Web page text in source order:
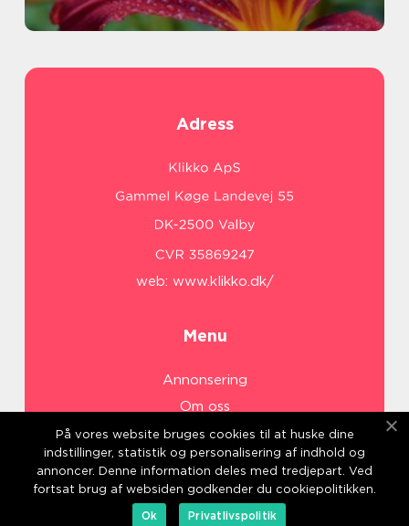
Adress
web: www.klikko.dk/
Menu
Annonsering
Om oss
Cookies
Kontakta oss
Sitemap
På vores website bruges cookies til at huske dine
indstillinger, statistik og personalisering af indhold og
annoncer. Denne information deles med tredjepart. Ved
fortsat brug af websiden godkender du cookiepolitikken.
Ok
Privatlivspolitik